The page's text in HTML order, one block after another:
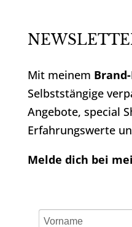
Mit meinem
Selbststängige
Angebote, special
Erfahrungswerte
Melde dich bei